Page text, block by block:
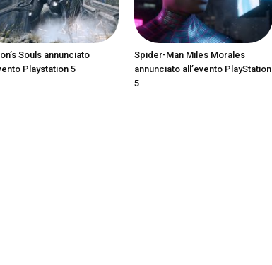
Souls annunciato
Playstation 5
Spider-Man Miles Morales
annunciato all’evento PlayStation
5